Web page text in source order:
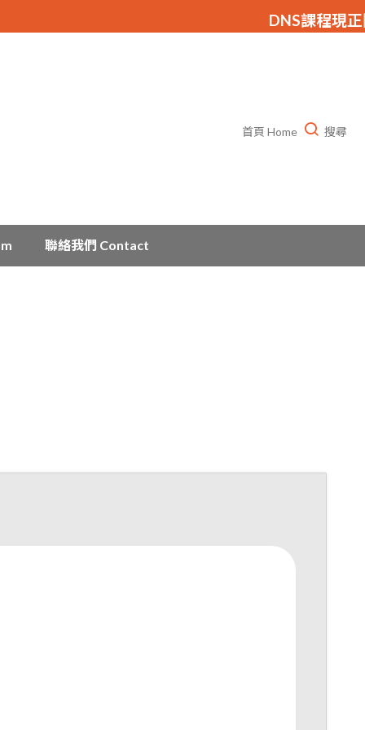
DNS課程現正
首頁 Home 搜尋
聯絡我們 Contact